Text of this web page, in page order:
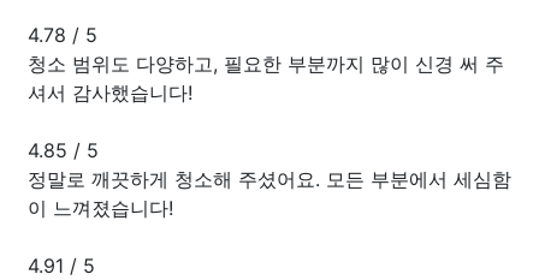
4.78 / 5
청소 범위도 다양하고, 필요한 부분까지 많이 신경 써 주
셔서 감사했습니다!
4.85 / 5
정말로 깨끗하게 청소해 주셨어요. 모든 부분에서 세심함
이 느껴졌습니다!
4.91 / 5